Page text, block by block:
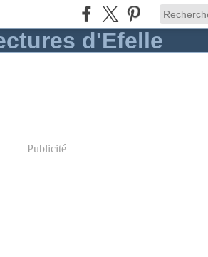
Publicité